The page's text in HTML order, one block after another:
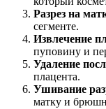
Разрез на
сегменте.
Извлечение
пуповину и
Удаление
плацента.
Ушивание
матку и